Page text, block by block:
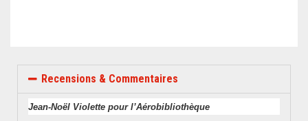
Recensions & Commentaires
Jean-Noël Violette pour l’Aérobibliothèque